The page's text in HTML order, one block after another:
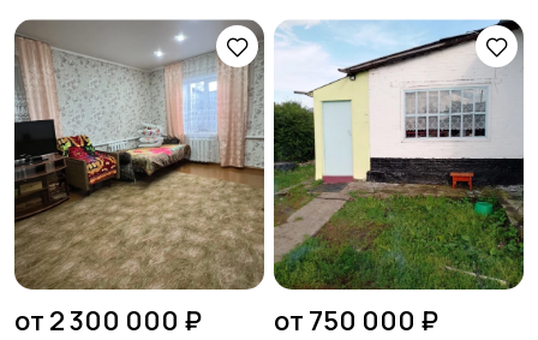
от 2 300 000 ₽ от 750 000 ₽